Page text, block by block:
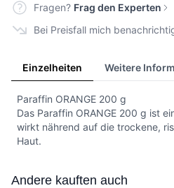
Fragen? Frag den Experten
Bei Preisfall mich
Einzelheiten Weitere
Paraffin ORANGE 200 g
Das Paraffin ORANGE 200 g ist
wirkt nährend auf die trockene,
Haut.
Press to skip carousel
Andere kauften auch